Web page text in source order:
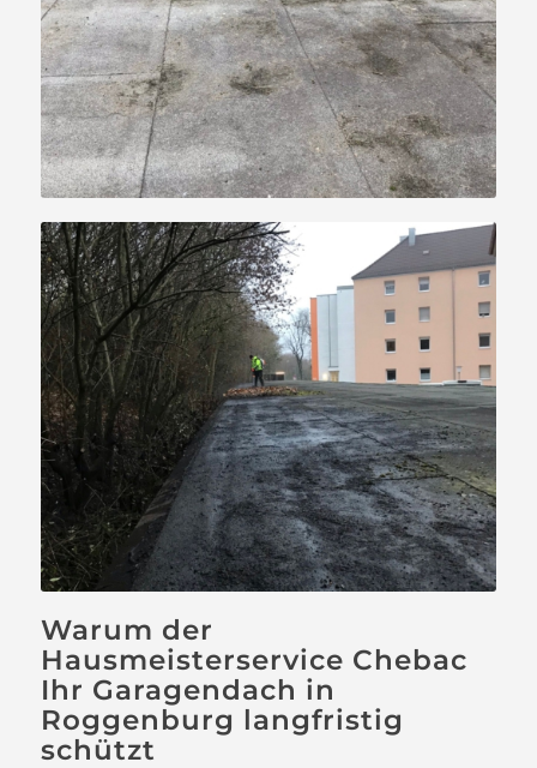
Warum der
Hausmeisterservice Chebac
Ihr Garagendach in
Roggenburg langfristig
schützt